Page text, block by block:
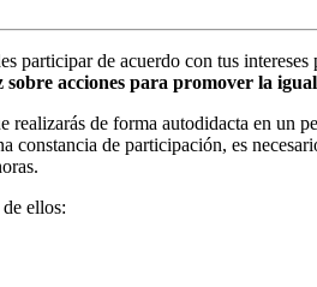
de acuerdo con tus
acciones para promover la
realizarás de forma autodidacta en
constancia de participación, es
ellos: